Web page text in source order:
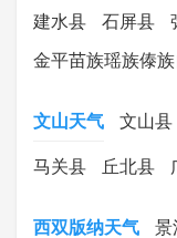
建水县 石屏县
金平苗族瑶族傣
文山天气 文山县
马关县 丘北县
西双版纳天气 景